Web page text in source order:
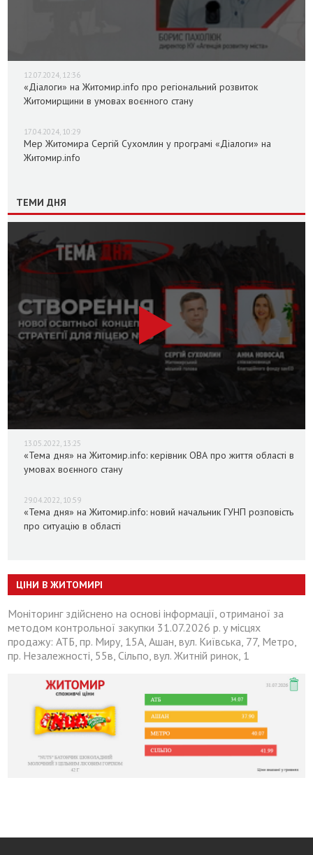
12.07.2024, 12:36
«Діалоги» на Житомир.info про регіональний розвиток
Житомирщини в умовах воєнного стану
17.04.2024, 10:29
Мер Житомира Сергій Сухомлин у програмі «Діалоги» на
Житомир.info
ТЕМИ ДНЯ
13.05.2022, 13:25
«Тема дня» на Житомир.info: керівник ОВА про життя області в
умовах воєнного стану
29.04.2022, 10:59
«Тема дня» на Житомир.info: новий начальник ГУНП розповість
про ситуацію в області
ЦІНИ В ЖИТОМИРІ
Моніторинг здійснено на основі інформації, отриманої за
методом контрольної закупки 31.07.2026 р. у місцях
продажу: АТБ, пр. Миру, 15А, Ашан, вул. Київська, 77, Метро,
пр. Незалежності, 55в, Сільпо, вул. Житній ринок, 1